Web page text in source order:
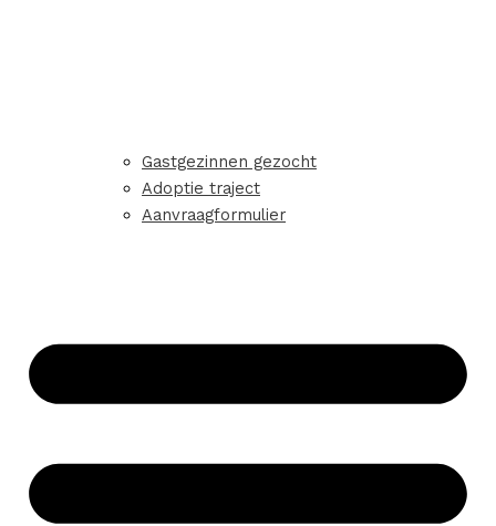
Gastgezinnen gezocht
Adoptie traject
Aanvraagformulier